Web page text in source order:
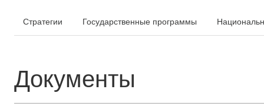
Стратегии Государственные программы
Документы